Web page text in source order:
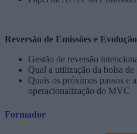
Reversão de Emissões e
Gestão de reversão
Qual a utilização da bolsa
Quais os próximos passos e
operacionalização do MVC
Formador